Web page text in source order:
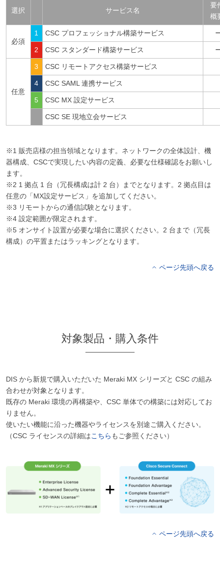
選択 サービス名
要
概
必須
1 CSC プロフェッショナル構築サービス
2 CSC スタンダード構築サービス
任意
3 CSC リモートアクセス構築サービス
4 CSC SAML 連携サービス
5 CSC MX 設定サービス
CSC SE 現地立会サービス
※1 販売店様の担当領域となります。ネットワークの全体設計、機
器構成、CSCで実現したい内容の定義、必要な仕様確認をお願いし
ます。
※2 1 拠点 1 台（冗長構成は計 2 台）までとなります。2 拠点目は
任意の「MX設定サービス」を追加してください。
※3 リモートからの通信試験となります。
※4 設定範囲が限定されます。
※5 オンサイト設置が必要な場合に選択ください。2 台まで（冗長
構成）の平置またはラッキングとなります。
ページ先頭へ戻る
対象製品・購入条件
DIS から新規で購入いただいた Meraki MX シリーズと CSC の組み
合わせが対象となります。
既存の Meraki 環境の再構築や、CSC 単体での構築には対応してお
りません。
使いたい機能に沿った機器やライセンスを別途ご購入ください。
（CSC ライセンスの詳細はこちら もご参照ください）
ページ先頭へ戻る